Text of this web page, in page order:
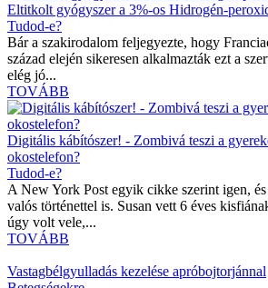
Eltitkolt gyógyszer a 3%-os Hidrogén-
Tudod-e?
Bár a szakirodalom feljegyezte, hogy
század elején sikeresen alkalmazták ezt a
elég jó...
TOVÁBB
Digitális kábítószer! - Zombivá teszi a
okostelefon?
Tudod-e?
A New York Post egyik cikke szerint igen,
valós történettel is. Susan vett 6 éves
úgy volt vele,...
TOVÁBB
Vastagbélgyulladás kezelése apróbojtorjánnal